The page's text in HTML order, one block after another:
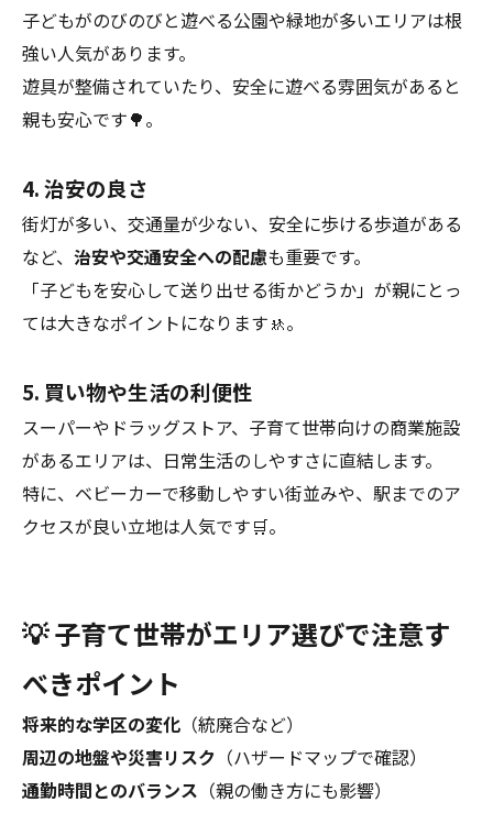
子どもがのびのびと遊べる公園や緑地が多いエリアは根
強い人気があります。
遊具が整備されていたり、安全に遊べる雰囲気があると
親も安心です🌳。
4. 治安の良さ
街灯が多い、交通量が少ない、安全に歩ける歩道がある
など、 治安や交通安全への配慮も重要です。
「子どもを安心して送り出せる街かどうか」が親にとっ
ては大きなポイントになります🚸。
5. 買い物や生活の利便性
スーパーやドラッグストア、子育て世帯向けの商業施設
があるエリアは、日常生活のしやすさに直結します。
特に、ベビーカーで移動しやすい街並みや、駅までのア
クセスが良い立地は人気です🛒。
💡 子育て世帯がエリア選びで注意す
べきポイント
将来的な学区の変化 （統廃合など）
周辺の地盤や災害リスク （ハザードマップで確認）
通勤時間とのバランス （親の働き方にも影響）